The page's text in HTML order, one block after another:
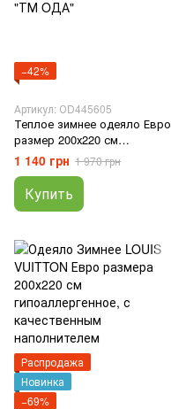
−42%
Артикул: ОD445605
Теплое зимнее одеяло Евро
размер 200х220 см
гипоаллергенное, с
качественным наполнителем
холлофайбер "ТМ OДА"
1 140 грн 1 970 грн
Купить
Распродажа
Новинка
−69%